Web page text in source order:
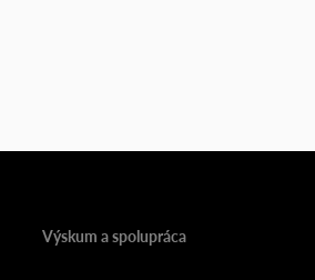
Výskum a spolupráca